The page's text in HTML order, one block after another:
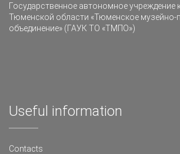
Государственное автономное учреждение
Тюменской области «Тюменское музейно-
объединение» (ГАУК ТО «ТМПО»)
Useful information
Contacts